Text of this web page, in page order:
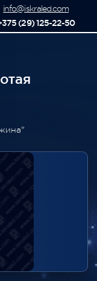
info@iskraled.com
(29) 125-22-50